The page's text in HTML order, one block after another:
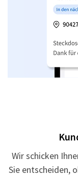
Wir schicken
Sie entscheiden,